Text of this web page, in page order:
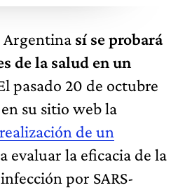
Argentina sí se probará
de la salud en un
pasado 20 de octubre
su sitio web la
de un
evaluar la eficacia de la
por SARS-